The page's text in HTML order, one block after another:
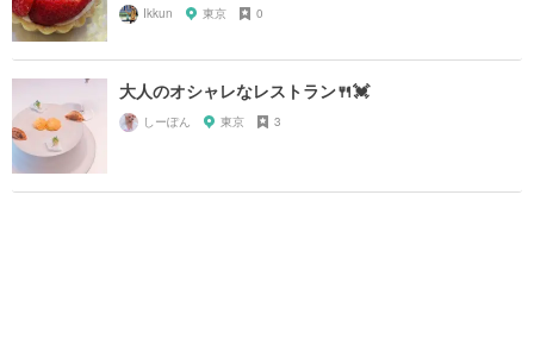
Ikkun 東京 0
大人のオシャレなレストラン🍴💓
しーぽん 東京 3